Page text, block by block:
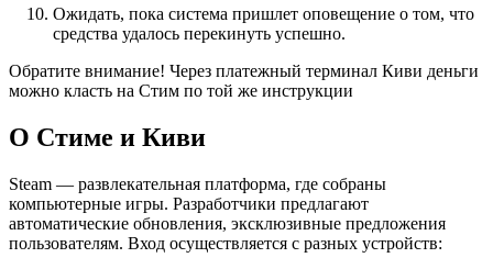
Ожидать, пока система пришлет оповещение о том, что
средства удалось перекинуть успешно.
Обратите внимание! Через платежный терминал Киви деньги
можно класть на Стим по той же инструкции
О Стиме и Киви
Steam — развлекательная платформа, где собраны
компьютерные игры. Разработчики предлагают
автоматические обновления, эксклюзивные предложения
пользователям. Вход осуществляется с разных устройств: